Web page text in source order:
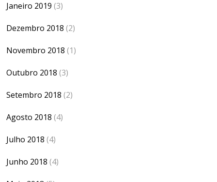
Janeiro 2019 (3)
Dezembro 2018 (2)
Novembro 2018 (1)
Outubro 2018 (3)
Setembro 2018 (2)
Agosto 2018 (4)
Julho 2018 (4)
Junho 2018 (4)